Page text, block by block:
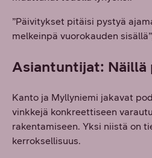
”Päivitykset pitäisi pystyä
melkeinpä vuorokauden
Asiantuntijat: Näillä
Kanto ja Myllyniemi jakavat
vinkkejä konkreettiseen
rakentamiseen. Yksi niistä on
kerroksellisuus.